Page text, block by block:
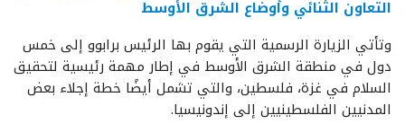
التعاون الثنائي وأوضاع الشرق الأوسط
وتأتي الزيارة الرسمية التي يقوم بها الرئيس برابوو إلى خمس
دول في منطقة الشرق الأوسط في إطار مهمة رئيسية لتحقيق
السلام في غزة، فلسطين، والتي تشمل أيضًا خطة إجلاء بعض
المدنيين الفلسطينيين إلى إندونيسيا.